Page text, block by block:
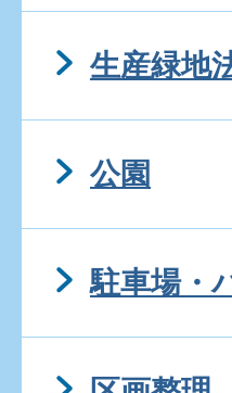
生産緑地
公園
駐車場・